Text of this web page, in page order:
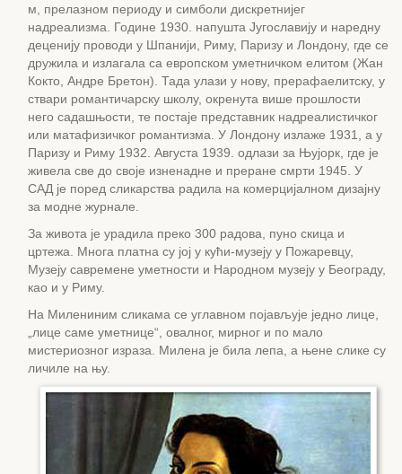
м, прелазном периоду и симболи дискретнијег
надреализма. Године 1930. напушта Југославију и наредну
деценију проводи у Шпанији, Риму, Паризу и Лондону, где се
дружила и излагала са европском уметничком елитом (Жан
Кокто, Андре Бретон). Тада улази у нову, прерафаелитску, у
ствари романтичарску школу, окренута више прошлости
него садашњости, те постаје представник надреалистичког
или матафизичког романтизма. У Лондону излаже 1931, а у
Паризу и Риму 1932. Августа 1939. одлази за Њујорк, где је
живела све до своје изненадне и преране смрти 1945. У
САД је поред сликарства радила на комерцијалном дизајну
за модне журнале.
За живота је урадила преко 300 радова, пуно скица и
цртежа. Многа платна су јој у кући-музеју у Пожаревцу,
Музеју савремене уметности и Народном музеју у Београду,
као и у Риму.
На Милениним сликама се углавном појављује једно лице,
„лице саме уметнице“, овалног, мирног и по мало
мистериозног израза. Милена је била лепа, а њене слике су
личиле на њу.